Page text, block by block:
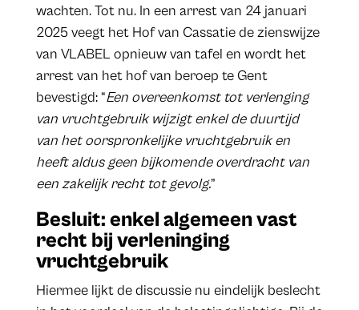
wachten. Tot nu. In een arrest van 24 januari
2025 veegt het Hof van Cassatie de zienswijze
van VLABEL opnieuw van tafel en wordt het
arrest van het hof van beroep te Gent
bevestigd: “Een overeenkomst tot verlenging
van vruchtgebruik wijzigt enkel de duurtijd
van het oorspronkelijke vruchtgebruik en
heeft aldus geen bijkomende overdracht van
een zakelijk recht tot gevolg.”
Besluit: enkel algemeen vast
recht bij verleninging
vruchtgebruik
Hiermee lijkt de discussie nu eindelijk beslecht